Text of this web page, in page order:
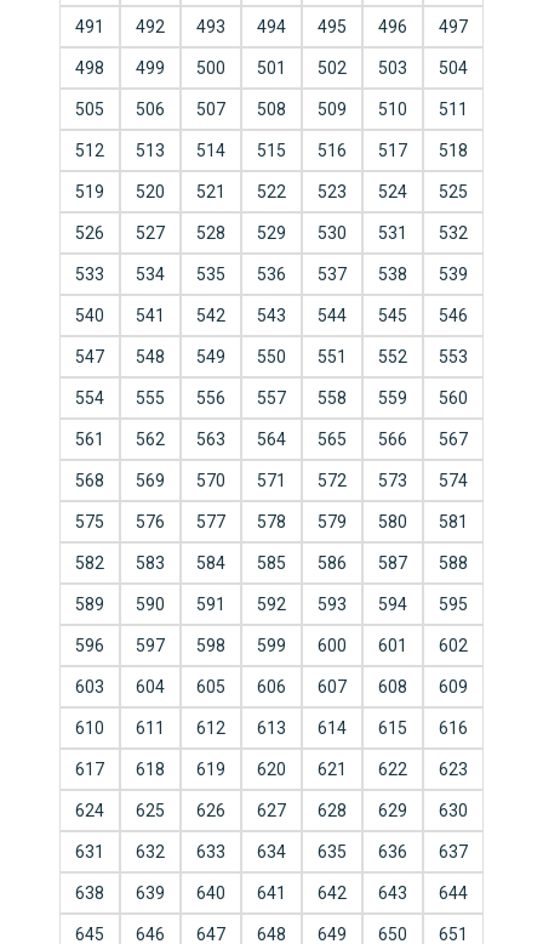
491 492 493 494 495 496 497
498 499 500 501 502 503 504
505 506 507 508 509 510 511
512 513 514 515 516 517 518
519 520 521 522 523 524 525
526 527 528 529 530 531 532
533 534 535 536 537 538 539
540 541 542 543 544 545 546
547 548 549 550 551 552 553
554 555 556 557 558 559 560
561 562 563 564 565 566 567
568 569 570 571 572 573 574
575 576 577 578 579 580 581
582 583 584 585 586 587 588
589 590 591 592 593 594 595
596 597 598 599 600 601 602
603 604 605 606 607 608 609
610 611 612 613 614 615 616
617 618 619 620 621 622 623
624 625 626 627 628 629 630
631 632 633 634 635 636 637
638 639 640 641 642 643 644
645 646 647 648 649 650 651